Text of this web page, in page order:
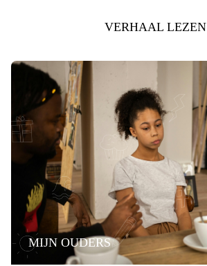
VERHAAL LEZEN
MIJN OUDERS